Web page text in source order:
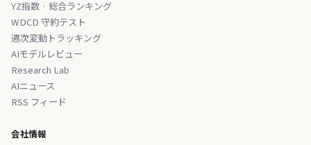
YZ指数 · 総合ランキング
WDCD 守約テスト
週次変動トラッキング
AIモデルレビュー
Research Lab
AIニュース
RSS フィード
会社情報